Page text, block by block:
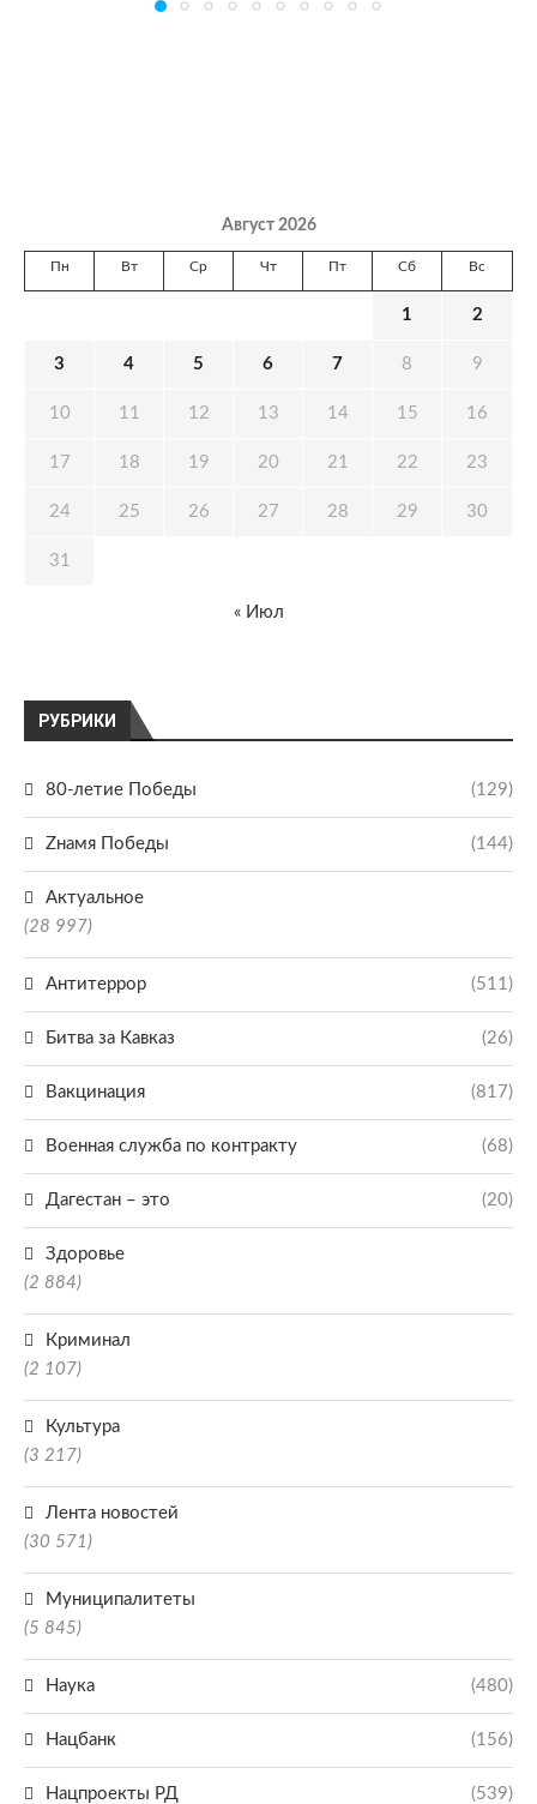
РУБРИКИ
80-летие Победы (129)
Zнамя Победы (144)
Актуальное
(28 997)
Антитеррор (511)
Битва за Кавказ (26)
Вакцинация (817)
Военная служба по контракту (68)
Дагестан – это (20)
Здоровье
(2 884)
Криминал
(2 107)
Культура
(3 217)
Лента новостей
(30 571)
Муниципалитеты
(5 845)
Наука (480)
Нацбанк (156)
Нацпроекты РД (539)
Август 2026
Пн Вт Ср Чт Пт Сб Вс
1 2
3 4 5 6 7 8 9
10 11 12 13 14 15 16
17 18 19 20 21 22 23
24 25 26 27 28 29 30
31
« Июл